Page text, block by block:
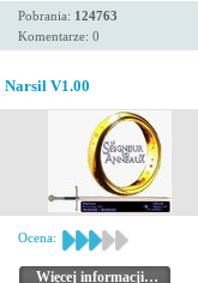
Pobrania: 124763
Komentarze: 0
Narsil V1.00
Ocena:
Więcej informacji…